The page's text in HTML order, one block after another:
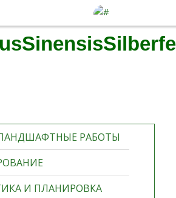
РАБОТЫ
И ПЛАНИРОВКА